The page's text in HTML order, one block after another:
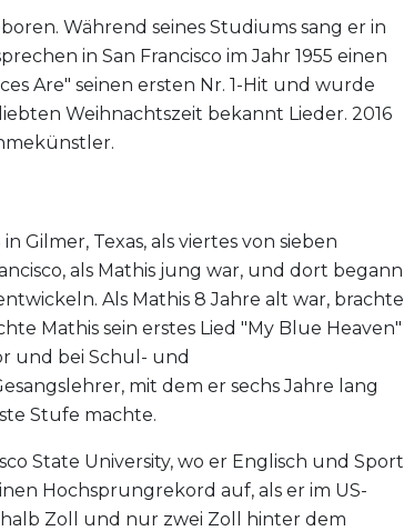
Während seines Studiums sang er in
in San Francisco im Jahr 1955 einen
Are" seinen ersten Nr. 1-Hit und wurde
Weihnachtszeit bekannt Lieder. 2016
Gilmer, Texas, als viertes von sieben
als Mathis jung war, und dort begann
Als Mathis 8 Jahre alt war, brachte
Mathis sein erstes Lied "My Blue Heaven"
und bei Schul- und
mit dem er sechs Jahre lang
Stufe machte.
State University, wo er Englisch und Sport
Hochsprungrekord auf, als er im US-
Zoll und nur zwei Zoll hinter dem